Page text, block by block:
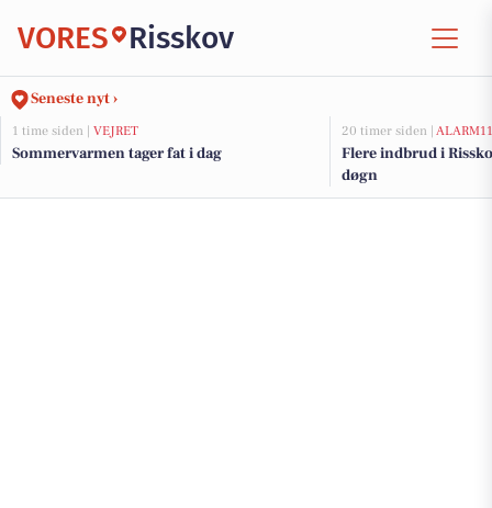
VORES Risskov
Seneste nyt ›
1 time siden | VEJRET
Sommervarmen tager fat i dag
20 timer siden |
Flere indbrud i
døgn